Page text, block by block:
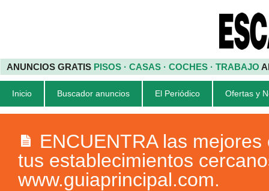
ANUNCIOS GRATIS PISOS · CASAS · COCHES · TRABAJO
Inicio Buscador anuncios El Periódico Ofertas y
ENCUENTRA las
tus establecimientos
www.guiaprincipal.com.